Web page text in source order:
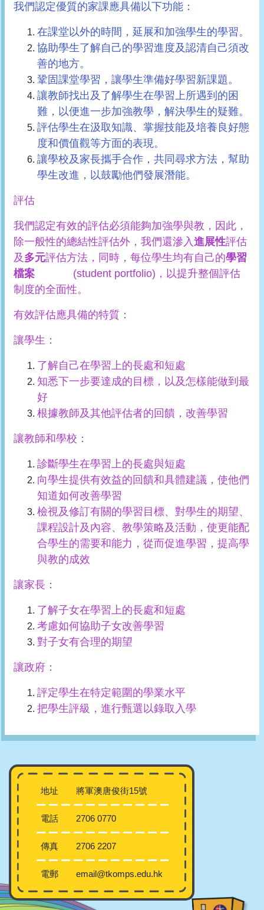
我們認定優質的家課應具備以下功能：
在課堂以外的時間，延展和加強學生的學習。
協助學生了解自己的學習進度及認清自己須改
善的地方。
鞏固課堂學習，讓學生準備好學習新課題。
讓教師找出及了解學生在學習上所遇到的困
難，以便進一步加強教學，解決學生的疑難。
評估學生在汲取知識、掌握技能及培養良好態
度和價值觀等方面的表現。
讓學校及家長攜手合作，共同尋求方法，幫助
學生改進，以鼓勵他們發展潛能。
評估
我們認定有效的評估必須能夠加強學與教，因此，
除一般性的總結性評估外，我們還滲入進展性評估
及 多元評估方法，同時，每位學生均有自己的學習
檔案
(student portfolio)，以提升整個評估
制度的全面性。
有效評估應具備的特質：
讓學生：
了解自己在學習上的長處和短處
知悉下一步要達成的目標，以及怎樣能做到最
好
根據教師及其他評估者的回饋，改善學習
讓教師和學校：
診斷學生在學習上的長處與短處
向學生提供有效益的回饋和具體建議，使他們
知道如何改善學習
檢視及修訂有關的學習目標、對學生的期望、
課程設計及內容、教學策略及活動，使更能配
合學生的需要和能力，從而促進學習，提高學
與教的成效
讓家長：
了解子女在學習上的長處和短處
考慮如何協助子女改善學習
對子女有合理的期望
讓政府：
評定學生在特定範圍的學業水平
把學生評級，進行甄選以錄取入學
地址 將軍澳唐俊街15號
電話 2706 0770
傳真 2706 2207
電郵 email@tkomps.edu.hk